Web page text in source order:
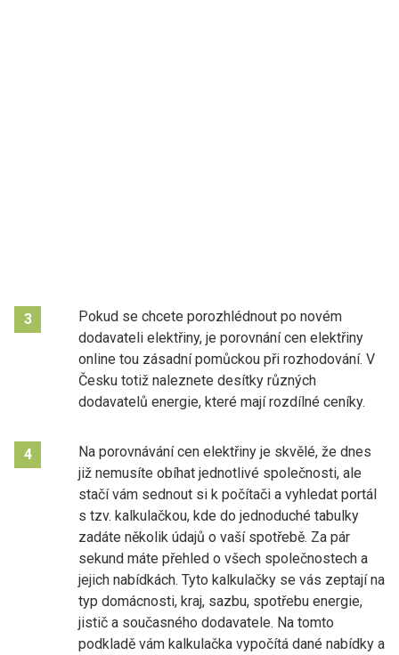
3
Pokud se chcete porozhlédnout po novém
dodavateli elektřiny, je porovnání cen elektřiny
online tou zásadní pomůckou při rozhodování. V
Česku totiž naleznete desítky různých
dodavatelů energie, které mají rozdílné ceníky.
4
Na porovnávání cen elektřiny je skvělé, že dnes
již nemusíte obíhat jednotlivé společnosti, ale
stačí vám sednout si k počítači a vyhledat portál
s tzv. kalkulačkou, kde do jednoduché tabulky
zadáte několik údajů o vaší spotřebě. Za pár
sekund máte přehled o všech společnostech a
jejich nabídkách. Tyto kalkulačky se vás zeptají na
typ domácnosti, kraj, sazbu, spotřebu energie,
jistič a současného dodavatele. Na tomto
podkladě vám kalkulačka vypočítá dané nabídky a